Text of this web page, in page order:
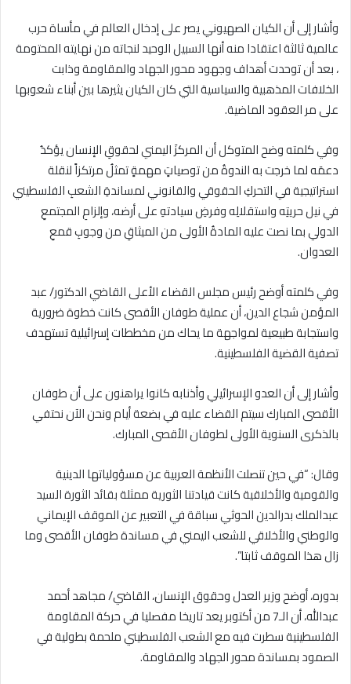
وأشار إلى أن الكيان الصهيوني يصر على إدخال العالم في مأساة حرب
عالمية ثالثة اعتقادا منه أنها السبيل الوحيد لنجاته من نهايته المحتومة
، بعد أن توحدت أهداف وجهود محور الجهاد والمقاومة وذابت
الخلافات المذهبية والسياسية التي كان الكيان يثيرها بين أبناء شعوبها
على مر العقود الماضية.
وفي كلمته وضح المتوكل أن المركزَ اليمني لحقوقِ الإنسان يؤكدُ
دعمَه لما خرجت به الندوةُ من توصياتٍ مهمةٍ تمثلُ مرتكزاً لنقلة
استراتيجية في التحركِ الحقوقي والقانوني لمساندةِ الشعبِ الفلسطيني
في نيل حريتِه واستقلالِه وفرضِ سيادتهِ على أرضه، وإلزامِ المجتمعِ
الدولي بما نصت عليه المادةُ الأولى من الميثاقِ من وجوبِ قمعِ
العدوان.
وفي كلمته أوضح رئيس مجلس القضاء الأعلى القاضي الدكتور/ عبد
المؤمن شجاع الدين، أن عملية طوفان الأقصى كانت خطوة ضرورية
واستجابة طبيعية لمواجهة ما يحاك من مخططات إسرائيلية تستهدف
تصفية القضية الفلسطينية.
وأشار إلى أن العدو الإسرائيلي وأذنابه كانوا يراهنون على أن طوفان
الأقصى المبارك سيتم القضاء عليه في بضعة أيام ونحن الآن نحتفي
بالذكرى السنوية الأولى لطوفان الأقصى المبارك.
وقال: “في حين تنصلت الأنظمة العربية عن مسؤولياتها الدينية
والقومية والأخلاقية كانت قيادتنا الثورية ممثلة بقائد الثورة السيد
عبدالملك بدرالدين الحوثي سباقة في التعبير عن الموقف الإيماني
والوطني والأخلاقي للشعب اليمني في مساندة طوفان الأقصى وما
زال هذا الموقف ثابتا”.
بدوره، أوضح وزير العدل وحقوق الإنسان، القاضي/ مجاهد أحمد
عبدالله، أن الـ7 من أكتوبر يعد تاريخا مفصليا في حركة المقاومة
الفلسطينية سطرت فيه مع الشعب الفلسطيني ملحمة بطولية في
الصمود بمساندة محور الجهاد والمقاومة.